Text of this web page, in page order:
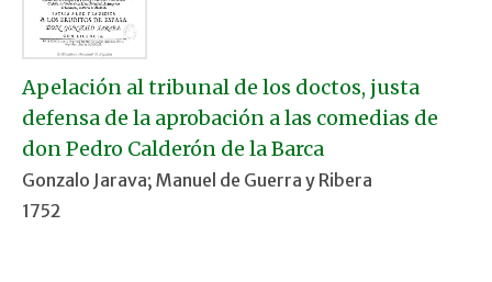
Apelación al tribunal de los doctos, justa
defensa de la aprobación a las comedias de
don Pedro Calderón de la Barca
Gonzalo Jarava; Manuel de Guerra y Ribera
1752